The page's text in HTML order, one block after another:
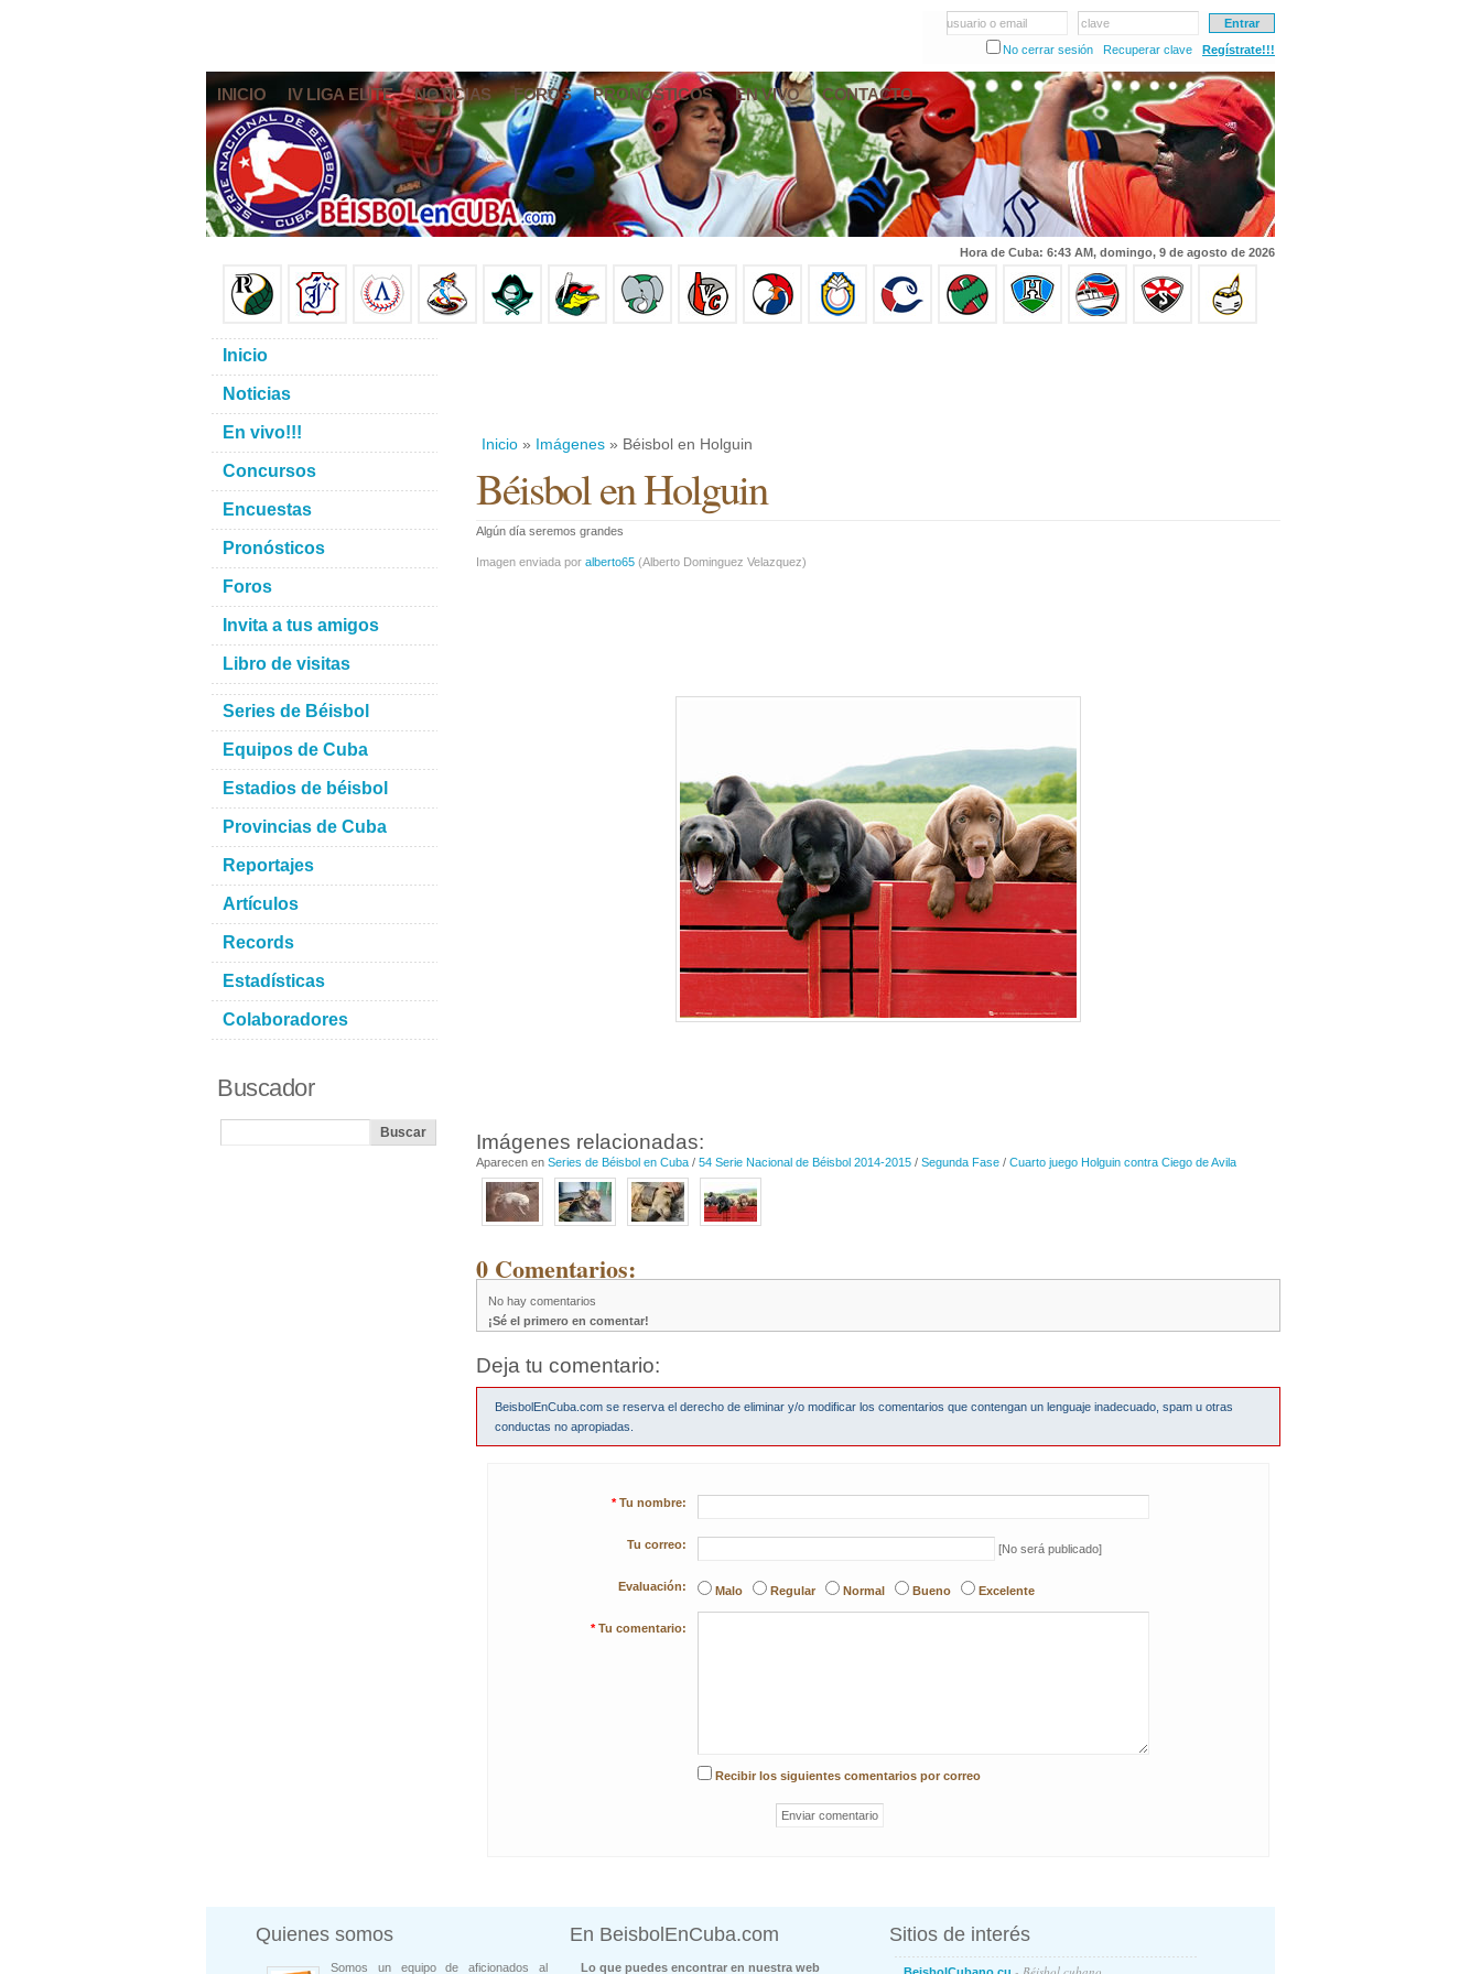
usuario o email
clave
No cerrar sesión
Recuperar clave Regístrate!!!
INICIO IV LIGA ELITE NOTICIAS FOROS PRONÓSTICOS EN VIVO CONTACTO
Hora de Cuba: 6:43 AM, domingo, 9 de agosto de 2026
Inicio » Imágenes » Béisbol en Holguin
Béisbol en Holguin
Algún día seremos grandes
Imagen enviada por alberto65 (Alberto Dominguez Velazquez)
Imágenes relacionadas:
Aparecen en Series de Béisbol en Cuba / 54 Serie Nacional de Béisbol 2014-2015 / Segunda Fase / Cuarto juego Holguin contra Ciego de Avila
0 Comentarios:
No hay comentarios
¡Sé el primero en comentar!
Deja tu comentario:
BeisbolEnCuba.com se reserva el derecho de eliminar y/o modificar los comentarios que contengan un lenguaje inadecuado, spam u otras
conductas no apropiadas.
* Tu nombre:
Tu correo: [No será publicado]
Evaluación: Malo Regular Normal Bueno Excelente
* Tu comentario:
Recibir los siguientes comentarios por correo
Inicio
Noticias
En vivo!!!
Concursos
Encuestas
Pronósticos
Foros
Invita a tus amigos
Libro de visitas
Series de Béisbol
Equipos de Cuba
Estadios de béisbol
Provincias de Cuba
Reportajes
Artículos
Records
Estadísticas
Colaboradores
Buscador
Quienes somos
Somos un equipo de aficionados al
En BeisbolEnCuba.com
Lo que puedes encontrar en nuestra web
Sitios de interés